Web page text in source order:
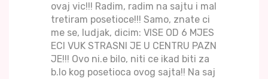
ovaj vic!!! Radim, radim na sajtu i mal
tretiram posetioce!!! Samo, znate ci
me se, ludjak, dicim: VISE OD 6 MJES
ECI VUK STRASNI JE U CENTRU PAZN
JE!!! Ovo ni.e bilo, niti ce ikad biti za
b.lo kog posetioca ovog sajta!! Na saj